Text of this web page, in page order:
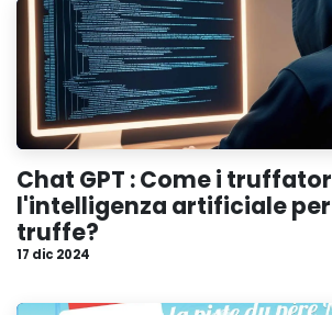
Chat GPT : Come i
l'intelligenza artificiale
truffe?
17 dic 2024